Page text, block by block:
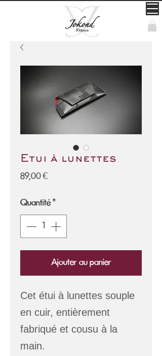
Etui à lunettes
89,00 €Prix
Quantité *
Ajouter au panier
Cet étui à lunettes souple
en cuir, entièrement
fabriqué et cousu à la
main.